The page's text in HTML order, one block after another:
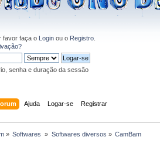
favor faça o Loginou o Registro.
senha e duração da sessão
Ajuda Logar-se Registrar
» Softwares » Softwares diversos » CamBam